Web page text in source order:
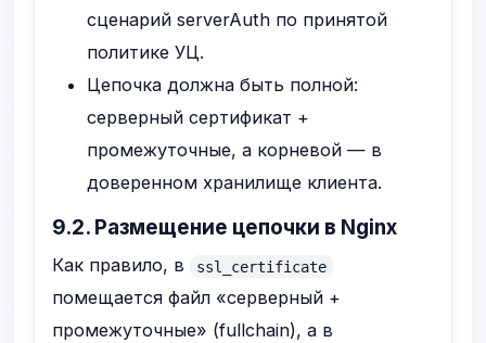
сценарий serverAuth по принятой
политике УЦ.
Цепочка должна быть полной:
серверный сертификат +
промежуточные, а корневой — в
доверенном хранилище клиента.
9.2. Размещение цепочки в Nginx
Как правило, в ssl_certificate
помещается файл «серверный +
промежуточные» (fullchain), а в